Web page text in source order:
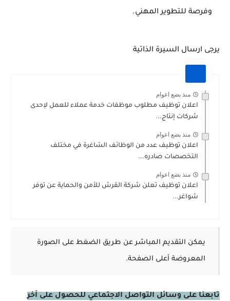
وفرصة للتطوير المهني.
يرجى ارسال السيرة الذاتية
منذ بضع اعوام
اعلان توظيف مطلوب موظفات خدمة عملاء للعمل لإحدى
شركات إنتاج...
منذ بضع اعوام
اعلان توظيف عدد من الوظائف الشاغرة في مختلف
التخصصات صادره...
منذ بضع اعوام
اعلان توظيف تعلن شركة القرش للأمن والحماية عن توفر
شواغر...
يمكن التقديم المباشر عن طريق الضغط على الصورة
المعروضة أعلى الصفحة.
تابعنا على وسائل التواصل الاجتماعي للحصول على آخر